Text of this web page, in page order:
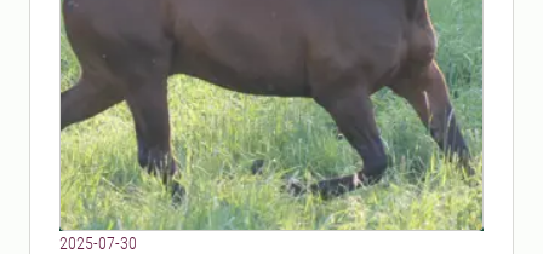
2025-07-30